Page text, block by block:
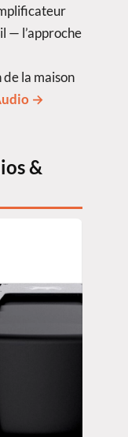
— l’approche
la maison
→
&